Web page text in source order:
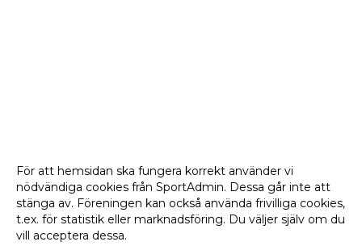
För att hemsidan ska fungera korrekt använder vi
nödvändiga cookies från SportAdmin. Dessa går inte att
stänga av. Föreningen kan också använda frivilliga cookies,
t.ex. för statistik eller marknadsföring. Du väljer själv om du
vill acceptera dessa.